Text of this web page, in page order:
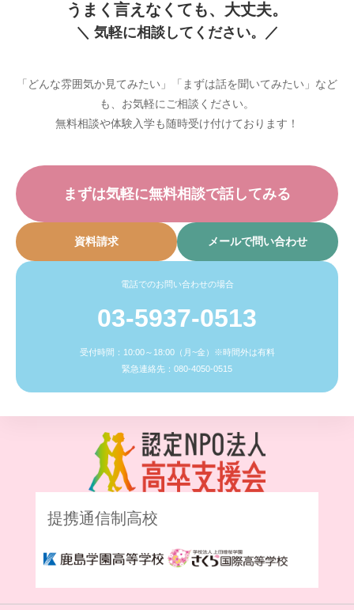
うまく言えなくても、大丈夫。
＼ 気軽に相談してください。／
「どんな雰囲気か見てみたい」「まずは話を聞いてみたい」など
も、お気軽にご相談ください。
無料相談や体験入学も随時受け付けております！
まずは気軽に無料相談で話してみる
資料請求 メールで問い合わせ
電話でのお問い合わせの場合
03-5937-0513
受付時間：10:00～18:00（月~金）※時間外は有料
緊急連絡先：080-4050-0515
提携通信制高校